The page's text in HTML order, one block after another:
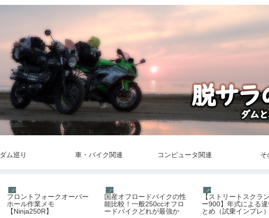
ダム巡り 車・バイク関連 コンピュータ関連 そ
バイク
フロントフォークオーバー
ホール作業メモ
【Ninja250R】
バイク
国産オフロードバイクの性
能比較！一般250ccオフロ
ードバイクどれが最強か
バイク
【ストリートスクラ
ー900】年式による違
とめ（試乗インプレ）